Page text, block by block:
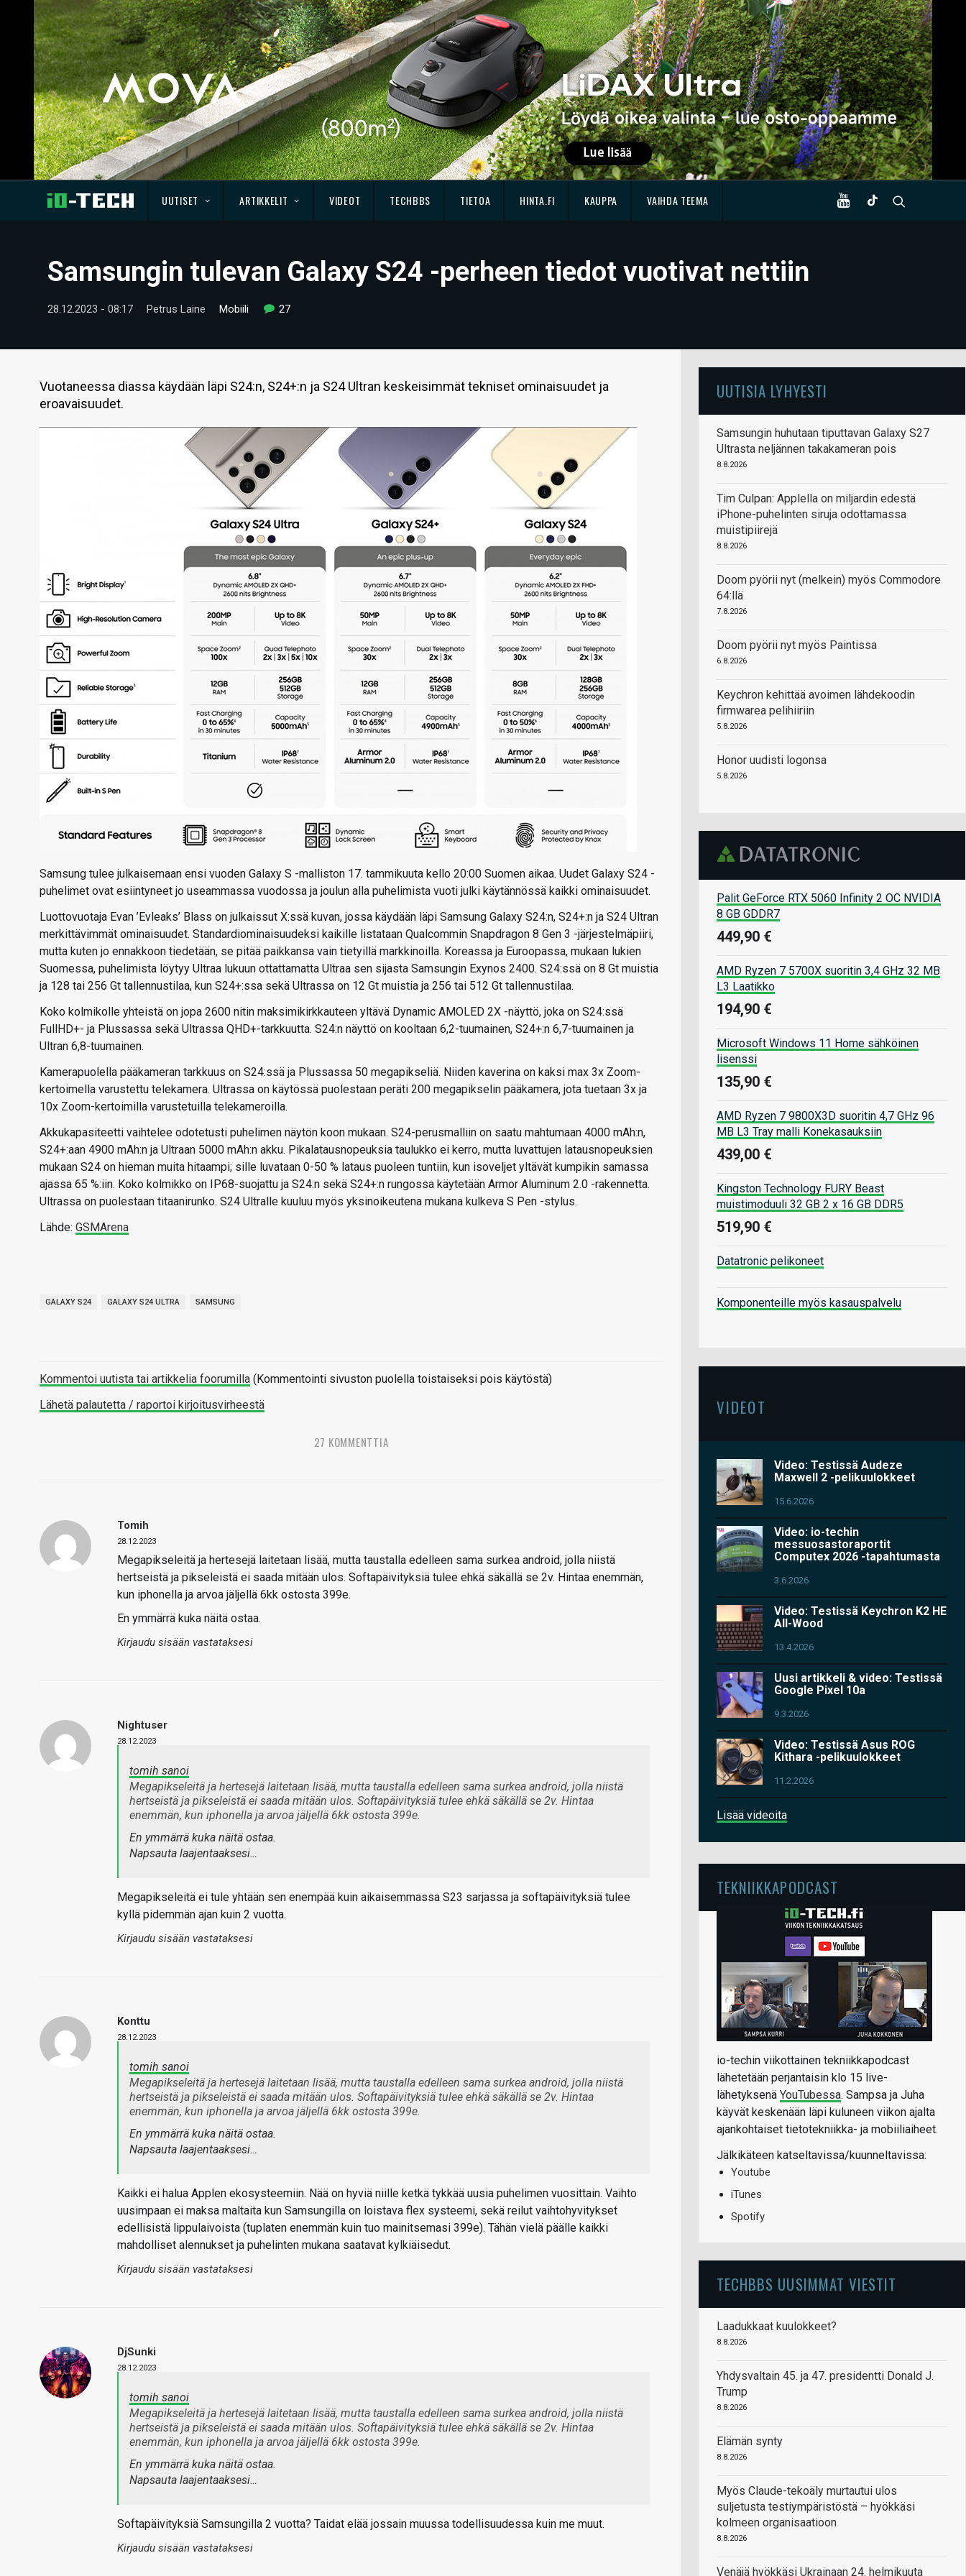
UUTISET ARTIKKELIT VIDEOT TECHBBS TIETOA HINTA.FI KAUPPA VAIHDA TEEMA
Samsungin tulevan Galaxy S24 -perheen tiedot vuotivat nettiin
28.12.2023 - 08:17 Petrus Laine Mobiili 27
Vuotaneessa diassa käydään läpi S24:n, S24+:n ja S24 Ultran keskeisimmät tekniset ominaisuudet ja
eroavaisuudet.
Samsung tulee julkaisemaan ensi vuoden Galaxy S -malliston 17. tammikuuta kello 20:00 Suomen aikaa. Uudet Galaxy S24 -
puhelimet ovat esiintyneet jo useammassa vuodossa ja joulun alla puhelimista vuoti julki käytännössä kaikki ominaisuudet.
Luottovuotaja Evan ’Evleaks’ Blass on julkaissut X:ssä kuvan, jossa käydään läpi Samsung Galaxy S24:n, S24+:n ja S24 Ultran
merkittävimmät ominaisuudet. Standardiominaisuudeksi kaikille listataan Qualcommin Snapdragon 8 Gen 3 -järjestelmäpiiri,
mutta kuten jo ennakkoon tiedetään, se pitää paikkansa vain tietyillä markkinoilla. Koreassa ja Euroopassa, mukaan lukien
Suomessa, puhelimista löytyy Ultraa lukuun ottattamatta Ultraa sen sijasta Samsungin Exynos 2400. S24:ssä on 8 Gt muistia
ja 128 tai 256 Gt tallennustilaa, kun S24+:ssa sekä Ultrassa on 12 Gt muistia ja 256 tai 512 Gt tallennustilaa.
Koko kolmikolle yhteistä on jopa 2600 nitin maksimikirkkauteen yltävä Dynamic AMOLED 2X -näyttö, joka on S24:ssä
FullHD+- ja Plussassa sekä Ultrassa QHD+-tarkkuutta. S24:n näyttö on kooltaan 6,2-tuumainen, S24+:n 6,7-tuumainen ja
Ultran 6,8-tuumainen.
Kamerapuolella pääkameran tarkkuus on S24:ssä ja Plussassa 50 megapikseliä. Niiden kaverina on kaksi max 3x Zoom-
kertoimella varustettu telekamera. Ultrassa on käytössä puolestaan peräti 200 megapikselin pääkamera, jota tuetaan 3x ja
10x Zoom-kertoimilla varustetuilla telekameroilla.
Akkukapasiteetti vaihtelee odotetusti puhelimen näytön koon mukaan. S24-perusmalliin on saatu mahtumaan 4000 mAh:n,
S24+:aan 4900 mAh:n ja Ultraan 5000 mAh:n akku. Pikalatausnopeuksia taulukko ei kerro, mutta luvattujen latausnopeuksien
mukaan S24 on hieman muita hitaampi; sille luvataan 0-50 % lataus puoleen tuntiin, kun isoveljet yltävät kumpikin samassa
ajassa 65 %:iin. Koko kolmikko on IP68-suojattu ja S24:n sekä S24+:n rungossa käytetään Armor Aluminum 2.0 -rakennetta.
Ultrassa on puolestaan titaanirunko. S24 Ultralle kuuluu myös yksinoikeutena mukana kulkeva S Pen -stylus.
Lähde: GSMArena
GALAXY S24 GALAXY S24 ULTRA SAMSUNG
Kommentoi uutista tai artikkelia foorumilla (Kommentointi sivuston puolella toistaiseksi pois käytöstä)
Lähetä palautetta / raportoi kirjoitusvirheestä
27 KOMMENTTIA
Tomih
28.12.2023
Megapikseleitä ja hertesejä laitetaan lisää, mutta taustalla edelleen sama surkea android, jolla niistä
hertseistä ja pikseleistä ei saada mitään ulos. Softapäivityksiä tulee ehkä säkällä se 2v. Hintaa enemmän,
kun iphonella ja arvoa jäljellä 6kk ostosta 399e.
En ymmärrä kuka näitä ostaa.
Kirjaudu sisään vastataksesi
Nightuser
28.12.2023
tomih sanoi
Megapikseleitä ja hertesejä laitetaan lisää, mutta taustalla edelleen sama surkea android, jolla niistä
hertseistä ja pikseleistä ei saada mitään ulos. Softapäivityksiä tulee ehkä säkällä se 2v. Hintaa
enemmän, kun iphonella ja arvoa jäljellä 6kk ostosta 399e.
En ymmärrä kuka näitä ostaa.
Napsauta laajentaaksesi…
Megapikseleitä ei tule yhtään sen enempää kuin aikaisemmassa S23 sarjassa ja softapäivityksiä tulee
kyllä pidemmän ajan kuin 2 vuotta.
Kirjaudu sisään vastataksesi
Konttu
28.12.2023
tomih sanoi
Megapikseleitä ja hertesejä laitetaan lisää, mutta taustalla edelleen sama surkea android, jolla niistä
hertseistä ja pikseleistä ei saada mitään ulos. Softapäivityksiä tulee ehkä säkällä se 2v. Hintaa
enemmän, kun iphonella ja arvoa jäljellä 6kk ostosta 399e.
En ymmärrä kuka näitä ostaa.
Napsauta laajentaaksesi…
Kaikki ei halua Applen ekosysteemiin. Nää on hyviä niille ketkä tykkää uusia puhelimen vuosittain. Vaihto
uusimpaan ei maksa maltaita kun Samsungilla on loistava flex systeemi, sekä reilut vaihtohyvitykset
edellisistä lippulaivoista (tuplaten enemmän kuin tuo mainitsemasi 399e). Tähän vielä päälle kaikki
mahdolliset alennukset ja puhelinten mukana saatavat kylkiäisedut.
Kirjaudu sisään vastataksesi
DjSunki
28.12.2023
tomih sanoi
Megapikseleitä ja hertesejä laitetaan lisää, mutta taustalla edelleen sama surkea android, jolla niistä
hertseistä ja pikseleistä ei saada mitään ulos. Softapäivityksiä tulee ehkä säkällä se 2v. Hintaa
enemmän, kun iphonella ja arvoa jäljellä 6kk ostosta 399e.
En ymmärrä kuka näitä ostaa.
Napsauta laajentaaksesi…
Softapäivityksiä Samsungilla 2 vuotta? Taidat elää jossain muussa todellisuudessa kuin me muut.
Kirjaudu sisään vastataksesi
UUTISIA LYHYESTI
Samsungin huhutaan tiputtavan Galaxy S27
Ultrasta neljännen takakameran pois
8.8.2026
Tim Culpan: Applella on miljardin edestä
iPhone-puhelinten siruja odottamassa
muistipiirejä
8.8.2026
Doom pyörii nyt (melkein) myös Commodore
64:llä
7.8.2026
Doom pyörii nyt myös Paintissa
6.8.2026
Keychron kehittää avoimen lähdekoodin
firmwarea pelihiiriin
5.8.2026
Honor uudisti logonsa
5.8.2026
Palit GeForce RTX 5060 Infinity 2 OC NVIDIA
8 GB GDDR7
449,90 €
AMD Ryzen 7 5700X suoritin 3,4 GHz 32 MB
L3 Laatikko
194,90 €
Microsoft Windows 11 Home sähköinen
lisenssi
135,90 €
AMD Ryzen 7 9800X3D suoritin 4,7 GHz 96
MB L3 Tray malli Konekasauksiin
439,00 €
Kingston Technology FURY Beast
muistimoduuli 32 GB 2 x 16 GB DDR5
519,90 €
Datatronic pelikoneet
Komponenteille myös kasauspalvelu
VIDEOT
Video: Testissä Audeze
Maxwell 2 -pelikuulokkeet
15.6.2026
Video: io-techin
messuosastoraportit
Computex 2026 -tapahtumasta
3.6.2026
Video: Testissä Keychron K2 HE
All-Wood
13.4.2026
Uusi artikkeli & video: Testissä
Google Pixel 10a
9.3.2026
Video: Testissä Asus ROG
Kithara -pelikuulokkeet
11.2.2026
Lisää videoita
TEKNIIKKAPODCAST
io-techin viikottainen tekniikkapodcast
lähetetään perjantaisin klo 15 live-
lähetyksenä YouTubessa. Sampsa ja Juha
käyvät keskenään läpi kuluneen viikon ajalta
ajankohtaiset tietotekniikka- ja mobiiliaiheet.
Jälkikäteen katseltavissa/kuunneltavissa:
Youtube
iTunes
Spotify
TECHBBS UUSIMMAT VIESTIT
Laadukkaat kuulokkeet?
8.8.2026
Yhdysvaltain 45. ja 47. presidentti Donald J.
Trump
8.8.2026
Elämän synty
8.8.2026
Myös Claude-tekoäly murtautui ulos
suljetusta testiympäristöstä – hyökkäsi
kolmeen organisaatioon
8.8.2026
Venäjä hyökkäsi Ukrainaan 24. helmikuuta